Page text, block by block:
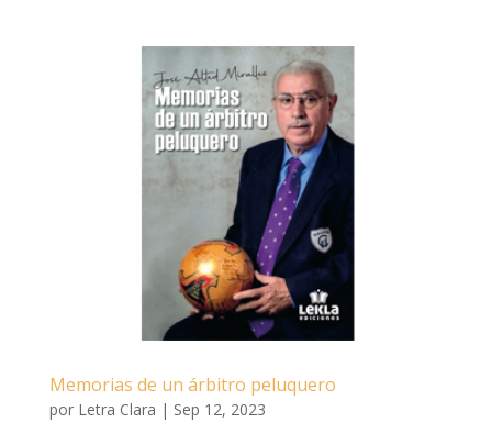
Memorias de un árbitro peluquero
por Letra Clara | Sep 12, 2023